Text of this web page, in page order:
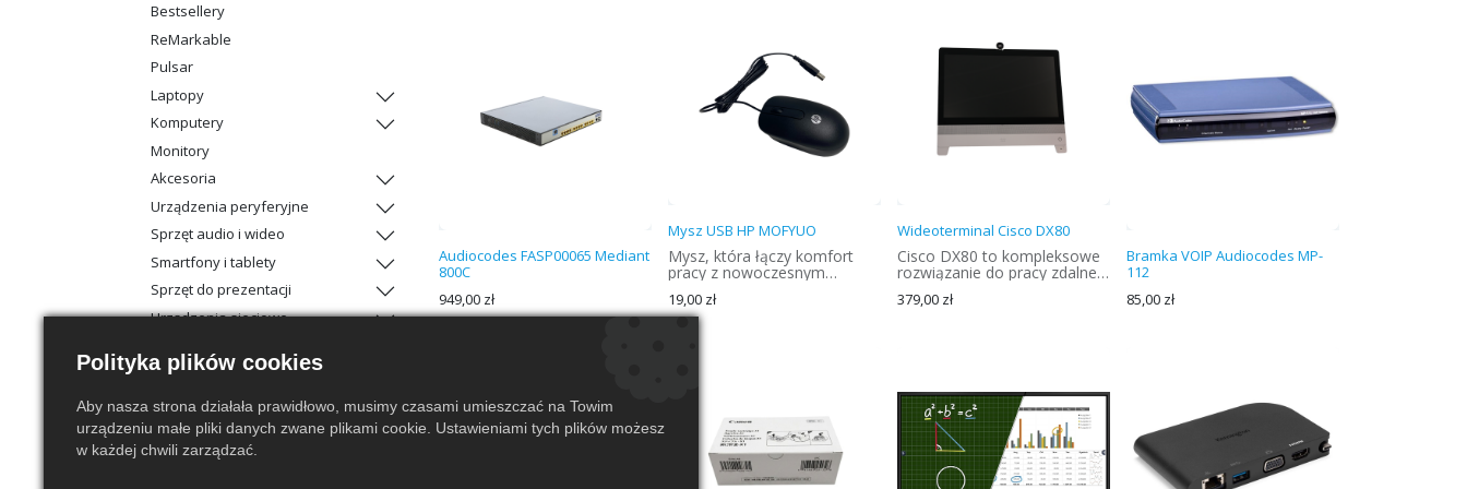
Bestsellery
ReMarkable
Pulsar
Laptopy
Komputery
Monitory
Akcesoria
Urządzenia peryferyjne
Sprzęt audio i wideo
Smartfony i tablety
Sprzęt do prezentacji
Urządzenia sieciowe
tab
Bluetooth
Tak
Audiocodes FASP00065 Mediant
800C
949,00 zł
Mysz USB HP MOFYUO
Mysz, która łączy komfort
pracy z nowoczesnym
designem.
19,00 zł
Wideoterminal Cisco DX80
Cisco DX80 to kompleksowe
rozwiązanie do pracy zdalnej i
hybrydowej, które łączy
funkcje monitora,
379,00 zł
Bramka VOIP Audiocodes MP-
112
85,00 zł
Polityka plików cookies
Aby nasza strona działała prawidłowo, musimy czasami umieszczać na Towim
urządzeniu małe pliki danych zwane plikami cookie. Ustawieniami tych plików możesz
w każdej chwili zarządzać.